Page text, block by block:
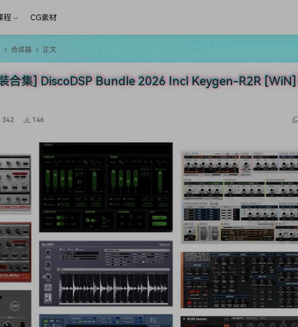
程 CG素材
合成器 正文
合集] DiscoDSP Bundle 2026 Incl Keygen-R2R [WiN]
342 146